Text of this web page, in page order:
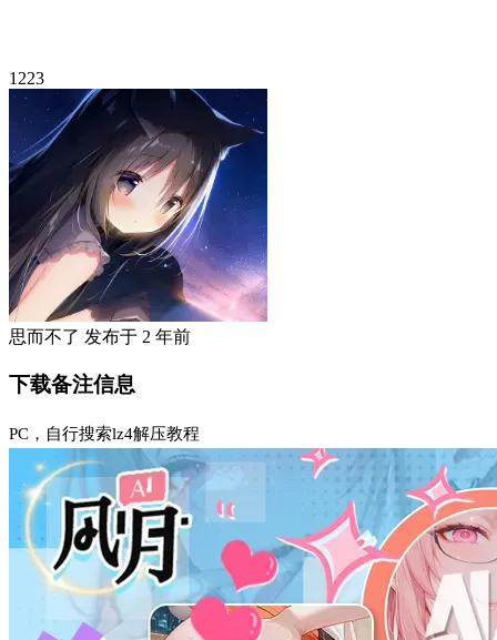
1223
思而不了 发布于 2 年前
下载备注信息
PC，自行搜索lz4解压教程